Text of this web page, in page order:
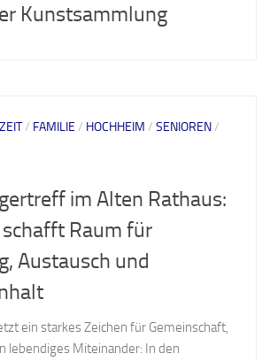
Kunstsammlung
/ FAMILIE / HOCHHEIM / SENIOREN/
im Alten Rathaus:
Raum für
Austausch und
ein starkes Zeichen für Gemeinschaft,
lebendiges Miteinander: In den